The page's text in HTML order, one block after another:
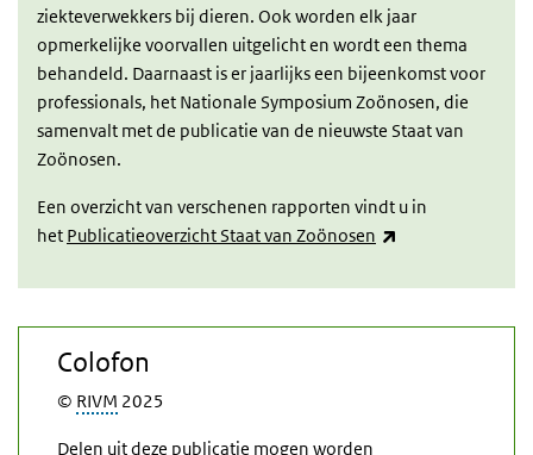
ziekteverwekkers bij dieren. Ook worden elk jaar
opmerkelijke voorvallen uitgelicht en wordt een thema
behandeld. Daarnaast is er jaarlijks een bijeenkomst voor
professionals, het Nationale Symposium Zoönosen, die
samenvalt met de publicatie van de nieuwste Staat van
Zoönosen.
Een overzicht van verschenen rapporten vindt u in
het Publicatieoverzicht Staat van Zoönosen
Colofon
© RIVM 2025
Delen uit deze publicatie mogen worden